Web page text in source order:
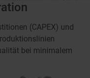
(CAPEX) und
bei minimalem